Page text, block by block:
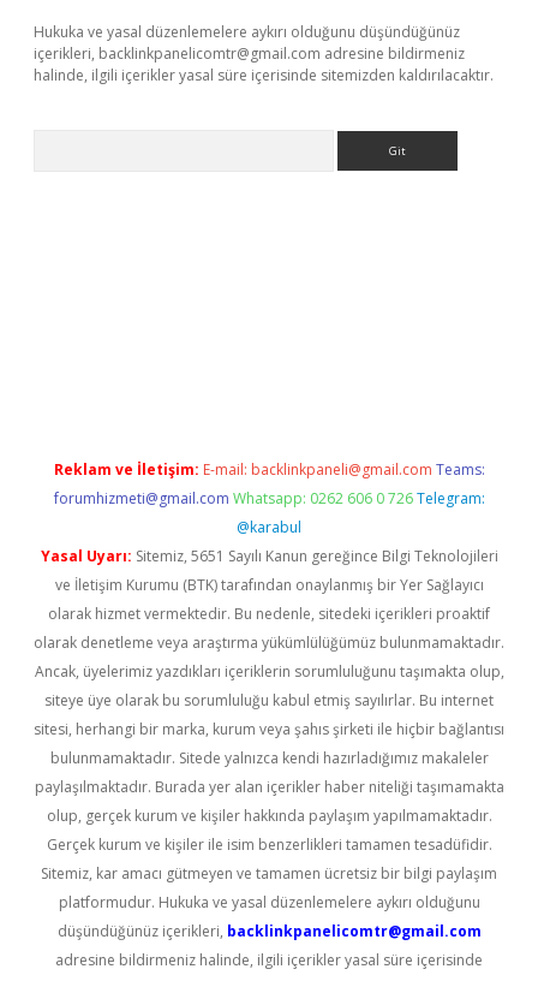
Hukuka ve yasal düzenlemelere aykırı olduğunu düşündüğünüz
içerikleri, backlinkpanelicomtr@gmail.com adresine bildirmeniz
halinde, ilgili içerikler yasal süre içerisinde sitemizden kaldırılacaktır.
Reklam ve İletişim: E-mail: backlinkpaneli@gmail.com Teams:
forumhizmeti@gmail.com Whatsapp: 0262 606 0 726 Telegram:
@karabul
Yasal Uyarı: Sitemiz, 5651 Sayılı Kanun gereğince Bilgi Teknolojileri
ve İletişim Kurumu (BTK) tarafından onaylanmış bir Yer Sağlayıcı
olarak hizmet vermektedir. Bu nedenle, sitedeki içerikleri proaktif
olarak denetleme veya araştırma yükümlülüğümüz bulunmamaktadır.
Ancak, üyelerimiz yazdıkları içeriklerin sorumluluğunu taşımakta olup,
siteye üye olarak bu sorumluluğu kabul etmiş sayılırlar. Bu internet
sitesi, herhangi bir marka, kurum veya şahıs şirketi ile hiçbir bağlantısı
bulunmamaktadır. Sitede yalnızca kendi hazırladığımız makaleler
paylaşılmaktadır. Burada yer alan içerikler haber niteliği taşımamakta
olup, gerçek kurum ve kişiler hakkında paylaşım yapılmamaktadır.
Gerçek kurum ve kişiler ile isim benzerlikleri tamamen tesadüfidir.
Sitemiz, kar amacı gütmeyen ve tamamen ücretsiz bir bilgi paylaşım
platformudur. Hukuka ve yasal düzenlemelere aykırı olduğunu
düşündüğünüz içerikleri, backlinkpanelicomtr@gmail.com
adresine bildirmeniz halinde, ilgili içerikler yasal süre içerisinde